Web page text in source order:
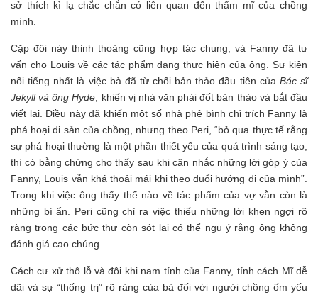
sở thích kì lạ chắc chắn có liên quan đến thẩm mĩ của chồng
mình.
Cặp đôi này thỉnh thoảng cũng hợp tác chung, và Fanny đã tư
vấn cho Louis về các tác phẩm đang thực hiện của ông. Sự kiện
nổi tiếng nhất là việc bà đã từ chối bản thảo đầu tiên của Bác sĩ
Jekyll và ông Hyde , khiến vị nhà văn phải đốt bản thảo và bắt đầu
viết lại. Điều này đã khiến một số nhà phê bình chỉ trích Fanny là
phá hoại di sản của chồng, nhưng theo Peri, “bỏ qua thực tế rằng
sự phá hoại thường là một phần thiết yếu của quá trình sáng tạo,
thì có bằng chứng cho thấy sau khi cân nhắc những lời góp ý của
Fanny, Louis vẫn khá thoải mái khi theo đuổi hướng đi của mình”.
Trong khi việc ông thấy thế nào về tác phẩm của vợ vẫn còn là
những bí ẩn. Peri cũng chỉ ra việc thiếu những lời khen ngợi rõ
ràng trong các bức thư còn sót lại có thể ngụ ý rằng ông không
đánh giá cao chúng.
Cách cư xử thô lỗ và đôi khi nam tính của Fanny, tính cách Mĩ dễ
dãi và sự “thống trị” rõ ràng của bà đối với người chồng ốm yếu